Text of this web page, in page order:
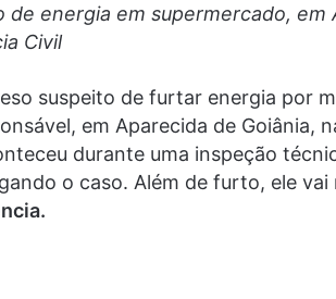
energia em supermercado, em
Civil
suspeito de furtar energia por
em Aparecida de Goiânia,
durante uma inspeção
o caso. Além de furto, ele